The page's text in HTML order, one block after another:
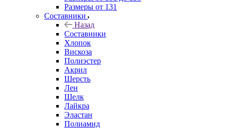
Размеры от 131
Составники
Назад
Составники
Хлопок
Вискоза
Полиэстер
Акрил
Шерсть
Лен
Шелк
Лайкра
Эластан
Полиамид